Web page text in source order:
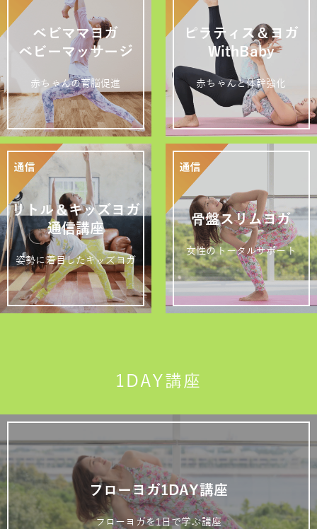
ベビママヨガ
ベビーマッサージ
赤ちゃんの育脳促進
ピラティス＆ヨガ
WithBaby
赤ちゃんと体幹強化
リトル＆キッズヨガ
通信講座
姿勢に着目したキッズヨガ
骨盤スリムヨガ
女性のトータルサポート
1DAY講座
フローヨガ1DAY講座
フローヨガを1日で学ぶ講座